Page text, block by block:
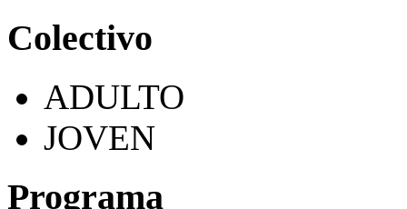
Colectivo
ADULTO
JOVEN
Programa